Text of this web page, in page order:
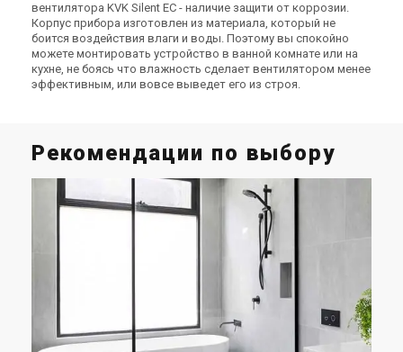
Канальный вентилятор
Systemair KVK Slim 355
Цена
70 349 грн108 228 грн
Швеция
Канальный вентилятор
Systemair KVK Slim 400
Цена
73 740 грн 113 446 грн
В наличии Оставить отзыв
Акция
23 808 грн36 627 грн
В наличии Оставить отзыв
Акция
Канальный вентилятор
Systemair KVK Silent 100
23 808 грн
вентилятора KVK Silent EC - наличие защити от коррозии.
Корпус прибора изготовлен из материала, который не
боится воздействия влаги и воды. Поэтому вы спокойно
можете монтировать устройство в ванной комнате или на
кухне, не боясь что влажность сделает вентилятором менее
эффективным, или вовсе выведет его из строя.
Рекомендации по выбору